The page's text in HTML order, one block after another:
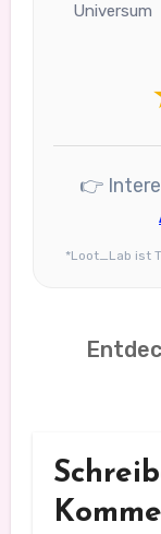
Universum
👉
*Loot_Lab ist